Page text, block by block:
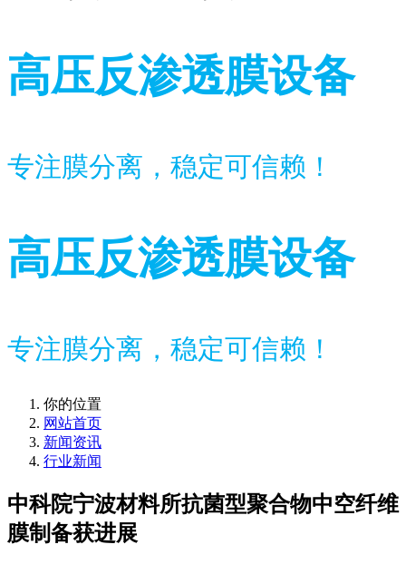
高压反渗透膜设备
专注膜分离，稳定可信赖！
高压反渗透膜设备
专注膜分离，稳定可信赖！
你的位置
网站首页
新闻资讯
行业新闻
中科院宁波材料所抗菌型聚合物中空纤维
膜制备获进展